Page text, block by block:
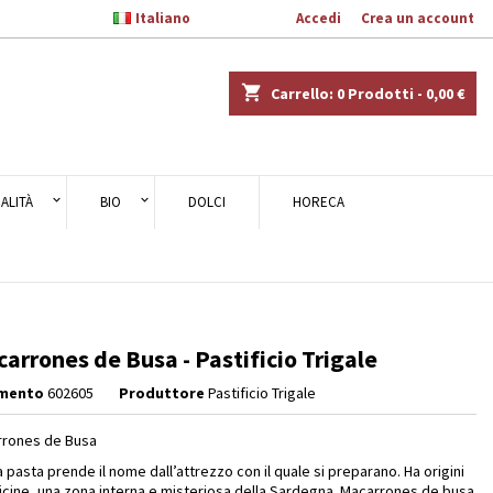
Accedi Crea un account
Italiano
shopping_cart Carrello: 0 Prodotti - 0,00 €
BIO DOLCI HORECA
de Busa - Pastificio Trigale
602605 Produttore Pastificio Trigale
de Busa
pasta prende il nome dall’attrezzo con il quale si preparano. Ha origini